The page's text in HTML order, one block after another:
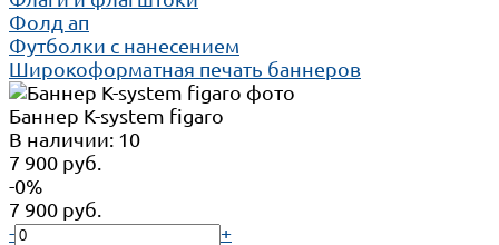
Фолд ап
Футболки с нанесением
Широкоформатная печать баннеров
Баннер K-system figaro
В наличии: 10
7 900 руб.
-0%
7 900 руб.
-
+